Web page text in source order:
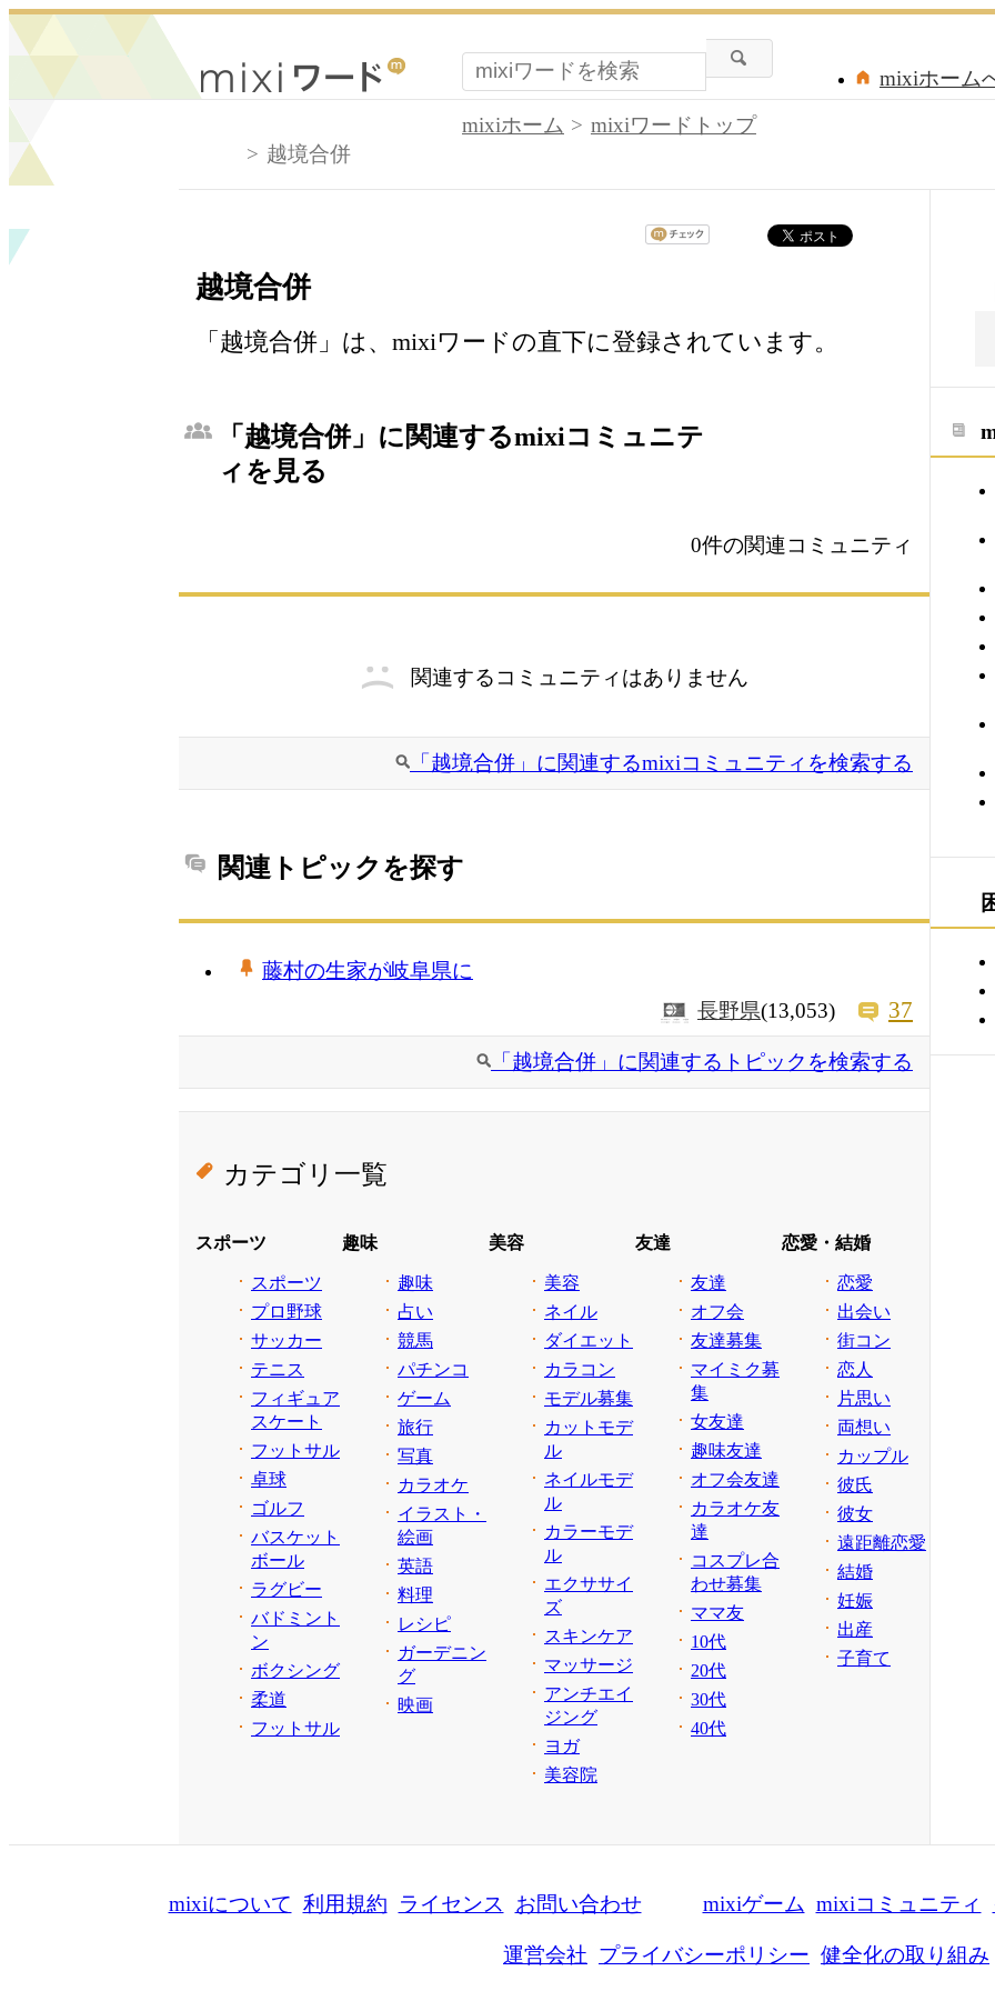
mixiホーム
mixiホーム
mixiワードトップ
越境合併
越境合併
「越境合併」は、mixiワードの直下に登録されています。
「越境合併」に関連するmixiコミュニテ
ィを見る
0件の関連コミュニティ
関連するコミュニティはありません
「越境合併」に関連するmixiコミュニティを検索する
関連トピックを探す
藤村の生家が岐阜県に
長野県(13,053) 37
「越境合併」に関連するトピックを検索する
カテゴリ一覧
スポーツ
スポーツ
プロ野球
サッカー
テニス
フィギュア
スケート
フットサル
卓球
ゴルフ
バスケット
ボール
ラグビー
バドミント
ン
ボクシング
柔道
フットサル
趣味
趣味
占い
競馬
パチンコ
ゲーム
旅行
写真
カラオケ
イラスト・
絵画
英語
料理
レシピ
ガーデニン
グ
映画
美容
美容
ネイル
ダイエット
カラコン
モデル募集
カットモデ
ル
ネイルモデ
ル
カラーモデ
ル
エクササイ
ズ
スキンケア
マッサージ
アンチエイ
ジング
ヨガ
美容院
友達
友達
オフ会
友達募集
マイミク募
集
女友達
趣味友達
オフ会友達
カラオケ友
達
コスプレ合
わせ募集
ママ友
10代
20代
30代
40代
恋愛・結婚
恋愛
出会い
街コン
恋人
片思い
両想い
カップル
彼氏
彼女
遠距離恋愛
結婚
妊娠
出産
子育て
mixiについて 利用規約 ライセンス お問い合わせ mixiゲーム mixiコミュニティ
運営会社 プライバシーポリシー 健全化の取り組み